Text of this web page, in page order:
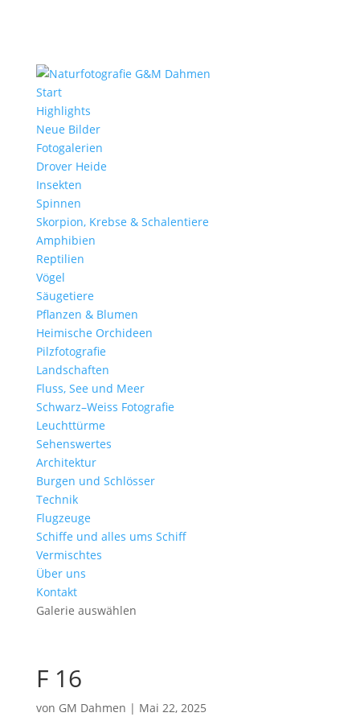
Start
Highlights
Neue Bilder
Fotogalerien
Drover Heide
Insekten
Spinnen
Skorpion, Krebse & Schalentiere
Amphibien
Reptilien
Vögel
Säugetiere
Pflanzen & Blumen
Heimische Orchideen
Pilzfotografie
Landschaften
Fluss, See und Meer
Schwarz–Weiss Fotografie
Leuchttürme
Sehenswertes
Architektur
Burgen und Schlösser
Technik
Flugzeuge
Schiffe und alles ums Schiff
Vermischtes
Über uns
Kontakt
Galerie auswählen
F 16
von GM Dahmen | Mai 22, 2025